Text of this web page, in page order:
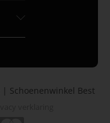
Schoenenwinkel Best